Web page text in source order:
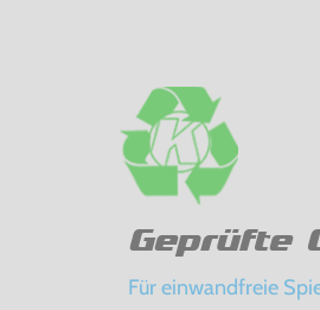
Geprüfte
Für einwandfreie